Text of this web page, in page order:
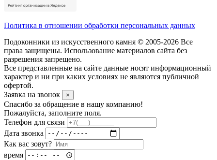
Политика в отношении обработки персональных данных
Подоконники из искусственного камня © 2005-2026 Все
права защищены. Использование материалов сайта без
разрешения запрещено.
Все представленные на сайте данные носят информационный
характер и ни при каких условиях не являются публичной
офертой.
Заявка на звонок
×
Спасибо за обращение в нашу компанию!
Пожалуйста, заполните поля.
Телефон для связи
Дата звонка
Как вас зовут?
время